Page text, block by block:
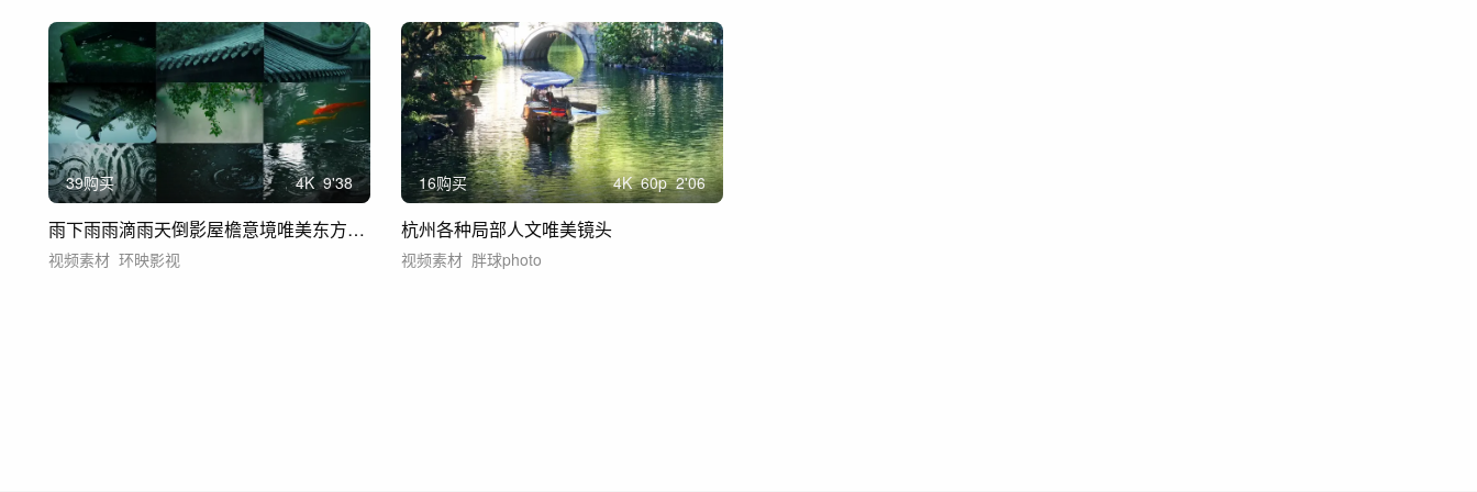
39购买 4K 9'38
雨下雨雨滴雨天倒影屋檐意境唯美东方美学
视频素材 环映影视
16购买 4K 60p 2'06
杭州各种局部人文唯美镜头
视频素材 胖球photo